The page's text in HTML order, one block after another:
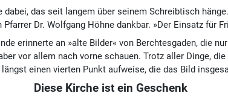
das seit langem über seinem Schreibtisch
Dr. Wolfgang Höhne dankbar. »Der Einsatz für
erinnerte an »alte Bilder« von Berchtesgaden, die
vor allem nach vorne schauen. Trotz aller Dinge,
einen vierten Punkt aufweise, die das Bild
Diese Kirche ist ein Geschenk